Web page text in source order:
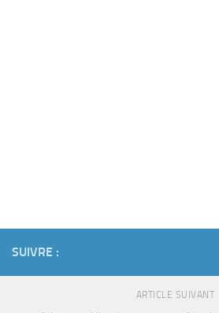
SUIVRE :
ARTICLE SUIVANT